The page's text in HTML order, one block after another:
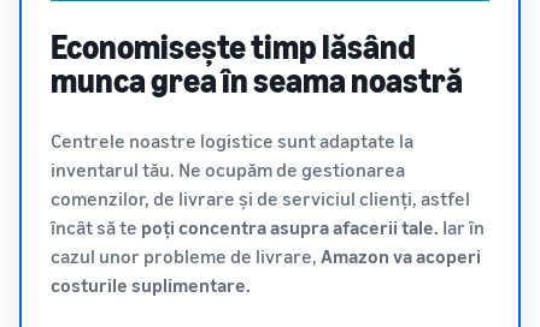
Economisește timp lăsând
munca grea în seama noastră
Centrele noastre logistice sunt adaptate la
inventarul tău. Ne ocupăm de gestionarea
comenzilor, de livrare și de serviciul clienți, astfel
încât să te poți concentra asupra afacerii tale. Iar în
cazul unor probleme de livrare, Amazon va acoperi
costurile suplimentare.